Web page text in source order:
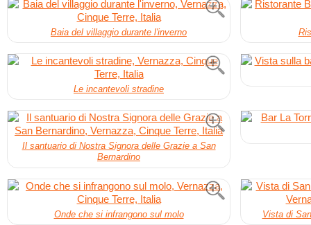
Baia del villaggio durante l'inverno
Le incantevoli stradine
Il santuario di Nostra Signora delle Grazie a San
Bernardino
Onde che si infrangono sul molo Vista di